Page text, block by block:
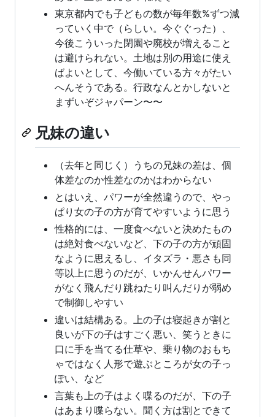
東京都内でも子どもの数が毎年数%ずつ減
っていく中で（らしい。今ぐぐった）、
今後こういった閉園や廃校が増えること
は避けられない。土地は別の用途に使え
ばよいとして、今働いている方々がたい
へんそうである。行政なんとかしないと
まずいぞジャパーン〜〜
兄妹の違い
（去年と同じく）うちの兄妹の差は、個
体差なのか性差なのかはわからない
とはいえ、パワーが全然違うので、やっ
ぱり女の子の方が育てやすいように思う
性格的には、一度食べないと決めたもの
は絶対食べないなど、下の子の方が頑固
なように思えるし、イタズラ・悪さも同
等以上に思うのだが、いかんせんパワー
がなく飛んだり跳ねたり叫んだりが弱め
で制御しやすい
違いは結構ある。上の子は寝起きが割と
良いが下の子はすごく悪い、笑うときに
口に手を当てる仕草や、乗り物のおもち
ゃではなく人形で遊ぶところが女の子っ
ぽい、など
言葉も上の子はよく喋るのだが、下の子
はあまり喋らない。聞く方は割とできて